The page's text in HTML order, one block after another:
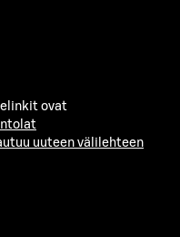
ovat
uuteen välilehteen